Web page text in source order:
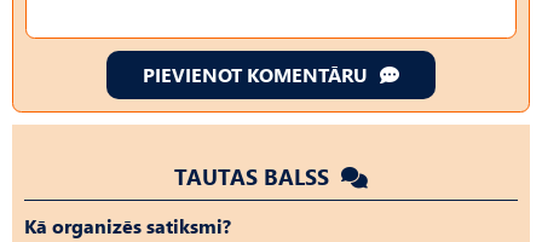
PIEVIENOT KOMENTĀRU
TAUTAS BALSS
Kā organizēs satiksmi?